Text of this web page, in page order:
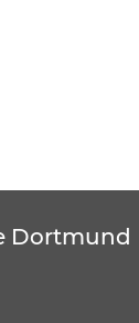
Dortmund